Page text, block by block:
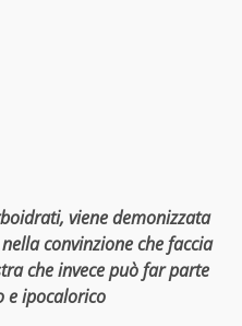
viene demonizzata
convinzione che faccia
che invece può far parte
e ipocalorico